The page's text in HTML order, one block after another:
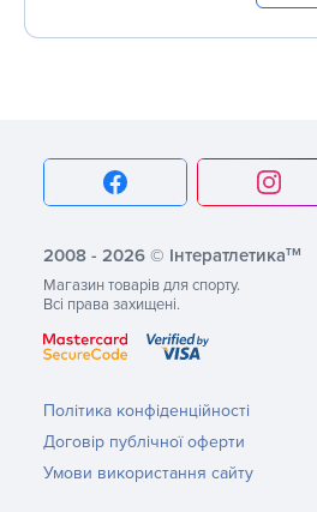
2008 - 2026 © Інтератлетикатм
Магазин товарів для спорту.
Всі права захищені.
Політика конфіденційності
Договір публічної оферти
Умови використання сайту